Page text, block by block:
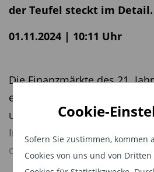
Cookie-
Sofern Sie zustimmen, kommen
Cookies von uns und von Dritten
der Teufel steckt im Detail.
01.11.2024 | 10:11 Uhr
Die Finanzmärkte des 21.
eine verwirrende Vielfalt an
unterschiedliche Risiko- und
In diesem Umfeld erfüllen
drei grundlegende